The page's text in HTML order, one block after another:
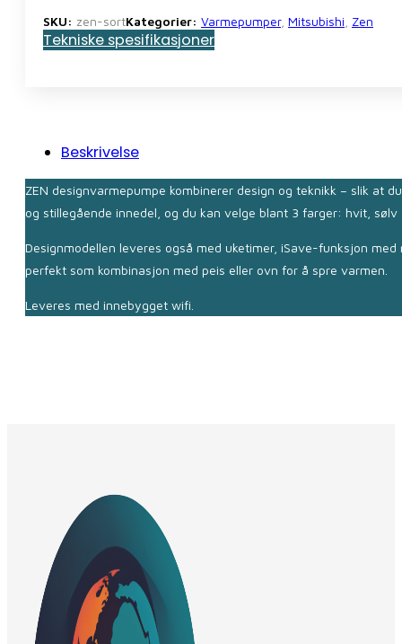
SKU: zen-sortKategorier: Varmepumper, Mitsubishi Zen
Tekniske spesifikasjoner
Beskrivelse
ZEN designvarmepumpe kombinerer design og teknikk – slik at
og stillegående innedel, og du kan velge blant 3 farger: hvit, sølv
Designmodellen leveres også med uketimer, iSave-funksjon
perfekt som kombinasjon med peis eller ovn for å spre varmen.
Leveres med innebygget wifi.